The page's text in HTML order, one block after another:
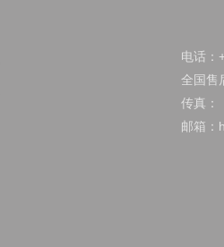
电话：
全国售
传真：
邮箱：